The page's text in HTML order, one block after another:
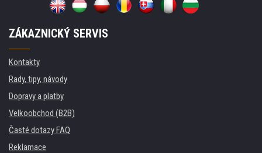
ZÁKAZNICKÝ SERVIS
Kontakty
Rady, tipy, návody
Dopravy a platby
Velkoobchod (B2B)
Časté dotazy FAQ
Reklamace